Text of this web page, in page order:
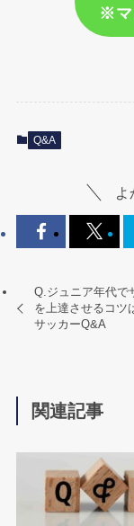
※マ
Q&A
よ
Q.ジュニア年代で
を上達させるコツ
サッカーQ&A
関連記事